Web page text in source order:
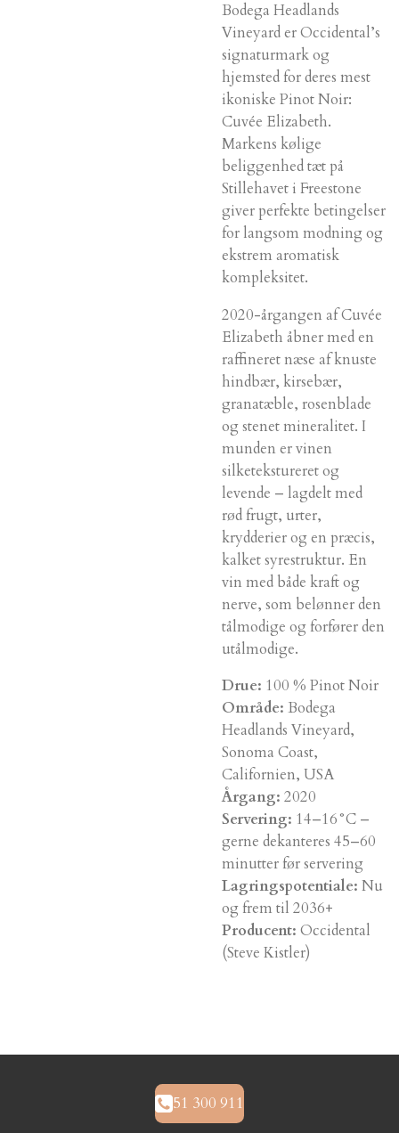
Bodega Headlands
Vineyard er Occidental’s
signaturmark og
hjemsted for deres mest
ikoniske Pinot Noir:
Cuvée Elizabeth.
Markens kølige
beliggenhed tæt på
Stillehavet i Freestone
giver perfekte betingelser
for langsom modning og
ekstrem aromatisk
kompleksitet.
2020-årgangen af Cuvée
Elizabeth åbner med en
raffineret næse af knuste
hindbær, kirsebær,
granatæble, rosenblade
og stenet mineralitet. I
munden er vinen
silketekstureret og
levende – lagdelt med
rød frugt, urter,
krydderier og en præcis,
kalket syrestruktur. En
vin med både kraft og
nerve, som belønner den
tålmodige og forfører den
utålmodige.
Drue: 100 % Pinot Noir
Område: Bodega
Headlands Vineyard,
Sonoma Coast,
Californien, USA
Årgang: 2020
Servering: 14–16°C –
gerne dekanteres 45–60
minutter før servering
Lagringspotentiale: Nu
og frem til 2036+
Producent: Occidental
(Steve Kistler)
51 300 911